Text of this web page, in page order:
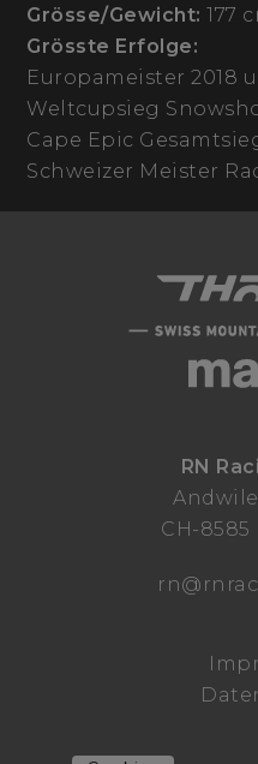
Grösse/Gewicht: 177
Grösste Erfolge:
Europameister 2018
Weltcupsieg
Cape Epic
Schweizer Meister
RN
CH-8585